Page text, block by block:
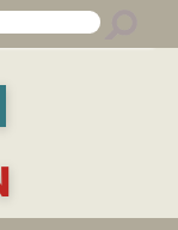
THÔNG BÁO